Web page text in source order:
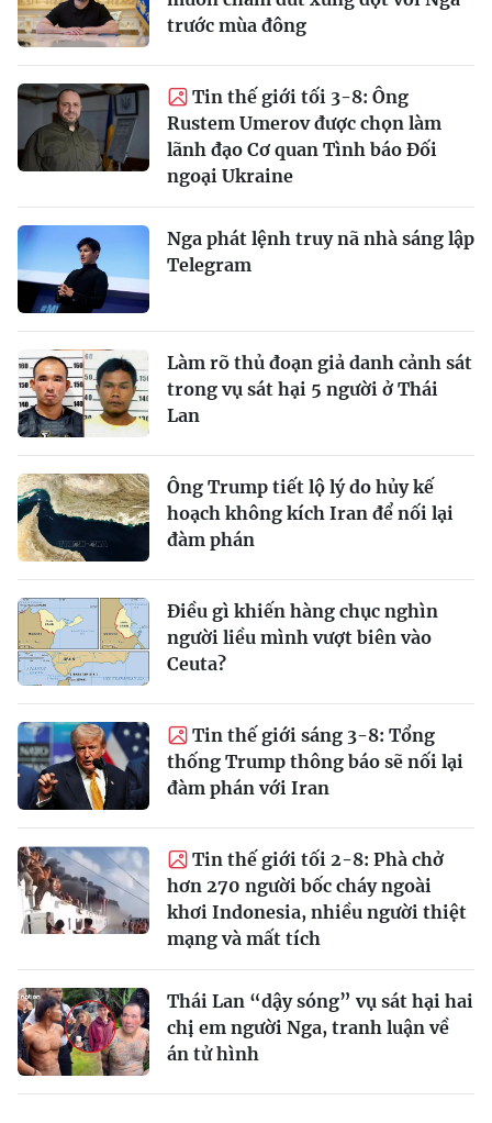
trước mùa đông
Tin thế giới tối 3-8: Ông
Rustem Umerov được chọn làm
lãnh đạo Cơ quan Tình báo Đối
ngoại Ukraine
Nga phát lệnh truy nã nhà sáng lập
Telegram
Làm rõ thủ đoạn giả danh cảnh sát
trong vụ sát hại 5 người ở Thái
Lan
Ông Trump tiết lộ lý do hủy kế
hoạch không kích Iran để nối lại
đàm phán
Điều gì khiến hàng chục nghìn
người liều mình vượt biên vào
Ceuta?
Tin thế giới sáng 3-8: Tổng
thống Trump thông báo sẽ nối lại
đàm phán với Iran
Tin thế giới tối 2-8: Phà chở
hơn 270 người bốc cháy ngoài
khơi Indonesia, nhiều người thiệt
mạng và mất tích
Thái Lan “dậy sóng” vụ sát hại hai
chị em người Nga, tranh luận về
án tử hình